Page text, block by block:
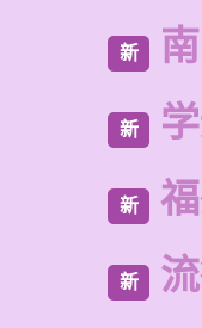
新
新
新
新